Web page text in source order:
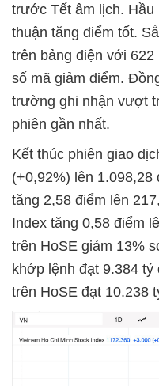
trước Tết âm lịch. Hầu
thuận tăng điểm tốt.
trên bảng điện với 622
số mã giảm điểm.
trường ghi nhận vượt
phiên gần nhất.
Kết thúc phiên giao
(+0,92%) lên 1.098,28
tăng 2,58 điểm lên
Index tăng 0,58 điểm
trên HoSE giảm 13%
khớp lệnh đạt 9.384 tỷ
trên HoSE đạt 10.238